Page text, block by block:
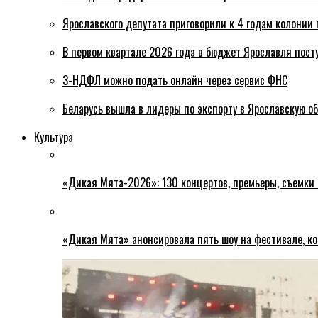
Ярославского депутата приговорили к 4 годам колонии
В первом квартале 2026 года в бюджет Ярославля
3-НДФЛ можно подать онлайн через сервис ФНС
Беларусь вышла в лидеры по экспорту в Ярославскую
Культура
«Дикая Мята-2026»: 130 концертов, премьеры,
«Дикая Мята» анонсировала пять шоу на фестивале,